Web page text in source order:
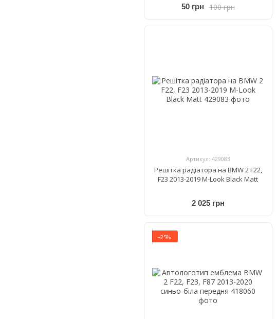
100 грн
50 грн
Артикул: 429083
Решітка радіатора на BMW 2 F22,
F23 2013-2019 M-Look Black Matt
2 025 грн
−25%